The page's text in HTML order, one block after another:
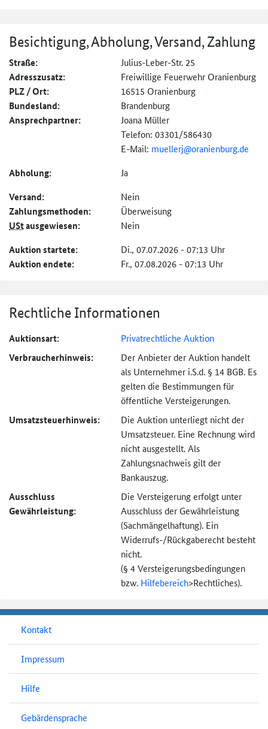
Besichtigung, Abholung, Versand, Zahlung
Straße: Julius-Leber-Str. 25
Adresszusatz: Freiwillige Feuerwehr Oranienburg
PLZ / Ort: 16515 Oranienburg
Bundesland: Brandenburg
Ansprechpartner:
Joana Müller
Telefon: 03301/586430
E-Mail: muellerj@oranienburg.de
Abholung: Ja
Versand: Nein
Zahlungs­methoden: Überweisung
UStausgewiesen: Nein
Auktion startete: Di., 07.07.2026 - 07:13 Uhr
Auktion endete: Fr., 07.08.2026 - 07:13 Uhr
Rechtliche Informationen
Auktionsart: Privatrechtliche Auktion
Verbraucher­hinweis:
Der Anbieter der Auktion handelt
als Unternehmer i.S.d. § 14 BGB. Es
gelten die Bestimmungen für
öffentliche Versteigerungen.
Umsatzsteuer­hinweis:
Die Auktion unterliegt nicht der
Umsatzsteuer. Eine Rechnung wird
nicht ausgestellt. Als
Zahlungsnachweis gilt der
Bankauszug.
Ausschluss
Gewährleistung:
Die Versteigerung erfolgt unter
Ausschluss der Gewährleistung
(Sachmängel­haftung). Ein
Widerrufs-/Rückgaberecht besteht
nicht.
(§ 4 Versteigerungs­bedingungen
bzw. Hilfebereich>Rechtliches).
Kontakt
Impressum
Hilfe
Gebärdensprache